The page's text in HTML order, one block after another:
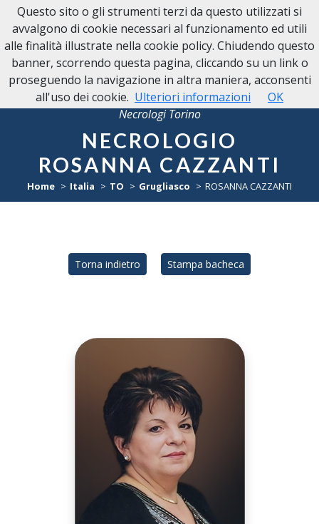
Necrologi Torino
NECROLOGIO
ROSANNA CAZZANTI
Home Italia TO Grugliasco ROSANNA CAZZANTI
Torna indietro Stampa bacheca
Questo sito o gli strumenti terzi da questo utilizzati si
avvalgono di cookie necessari al funzionamento ed utili
alle finalità illustrate nella cookie policy. Chiudendo questo
banner, scorrendo questa pagina, cliccando su un link o
proseguendo la navigazione in altra maniera, acconsenti
all'uso dei cookie. Ulteriori informazioni OK